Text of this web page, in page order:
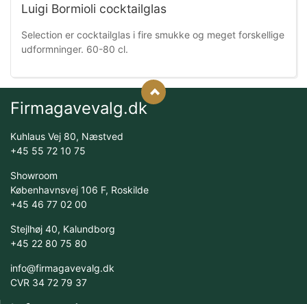
Luigi Bormioli cocktailglas
Selection er cocktailglas i fire smukke og meget forskellige
udformninger. 60-80 cl.
Firmagavevalg.dk
Kuhlaus Vej 80, Næstved
+45 55 72 10 75
Showroom
Københavnsvej 106 F, Roskilde
+45 46 77 02 00
Stejlhøj 40, Kalundborg
+45 22 80 75 80
info@firmagavevalg.dk
CVR 34 72 79 37